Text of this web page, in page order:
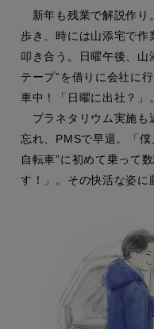
新年も残業で解説作り
歩き、時には山添宅で作
叩き合う。日曜午後、山
テープ”を借りに会社に
車中！「日曜に出社？」
プラネタリウム実施も
忘れ、PMSで早退。「
自転車”に初めて乗って
す！」。その快活な姿に